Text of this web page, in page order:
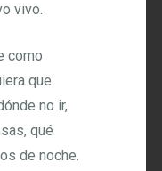
vivo.
como
que
no ir,
qué
de noche.